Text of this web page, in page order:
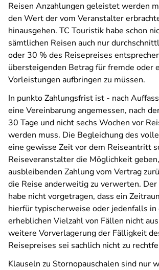
Reisen Anzahlungen geleistet werden
den Wert der vom Veranstalter
hinausgehen. TC Touristik habe schon
sämtlichen Reisen auch nur
oder 30 % des Reisepreises
übersteigenden Betrag für fremde oder
Vorleistungen aufbringen zu müssen.
In punkto Zahlungsfrist ist - nach
eine Vereinbarung angemessen, nach
30 Tage und nicht sechs Wochen vor
werden muss. Die Begleichung des
eine gewisse Zeit vor dem Reiseantritt
Reiseveranstalter die Möglichkeit
ausbleibenden Zahlung vom Vertrag
die Reise anderweitig zu verwerten.
habe nicht vorgetragen, dass ein
hierfür typischerweise oder jedenfalls in
erheblichen Vielzahl von Fällen nicht
weitere Vorverlagerung der Fälligkeit
Reisepreises sei sachlich nicht zu
Klauseln zu Stornopauschalen sind nur